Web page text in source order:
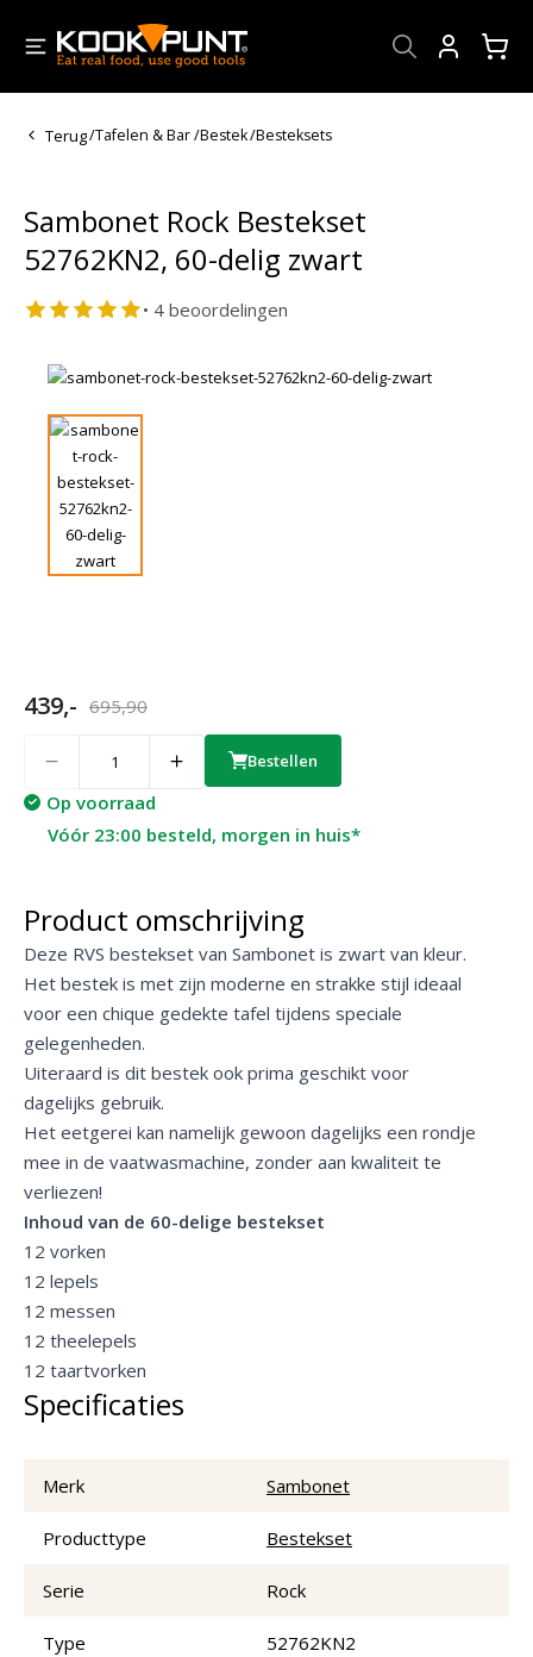
Terug/Tafelen & Bar/Bestek/Besteksets
Sambonet Rock Bestekset
52762KN2, 60-delig zwart
• 4 beoordelingen
439,- 695,90
Bestellen
Op voorraad
Vóór 23:00 besteld, morgen in huis*
Product omschrijving
Deze RVS bestekset van Sambonet is zwart van kleur.
Het bestek is met zijn moderne en strakke stijl ideaal
voor een chique gedekte tafel tijdens speciale
gelegenheden.
Uiteraard is dit bestek ook prima geschikt voor
dagelijks gebruik.
Het eetgerei kan namelijk gewoon dagelijks een rondje
mee in de vaatwasmachine, zonder aan kwaliteit te
verliezen!
Inhoud van de 60-delige bestekset
12 vorken
12 lepels
12 messen
12 theelepels
12 taartvorken
Specificaties
Merk Sambonet
Producttype Bestekset
Serie Rock
Type 52762KN2